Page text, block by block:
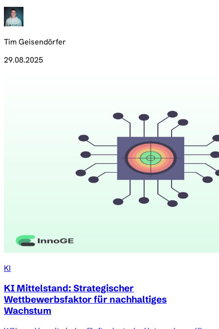
Tim Geisendörfer
29.08.2025
KI
KI Mittelstand: Strategischer
Wettbewerbsfaktor für nachhaltiges
Wachstum